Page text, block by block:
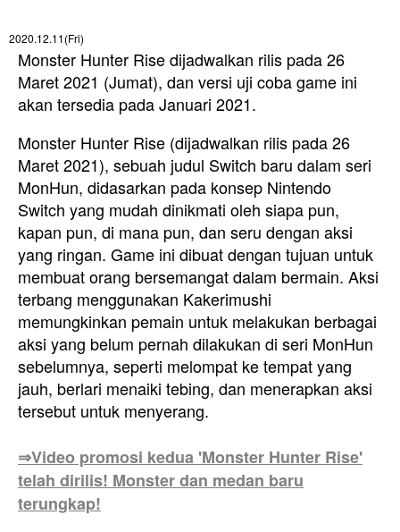
2020.12.11(Fri)
Monster Hunter Rise dijadwalkan rilis pada 26
Maret 2021 (Jumat), dan versi uji coba game ini
akan tersedia pada Januari 2021.
Monster Hunter Rise (dijadwalkan rilis pada 26
Maret 2021), sebuah judul Switch baru dalam seri
MonHun, didasarkan pada konsep Nintendo
Switch yang mudah dinikmati oleh siapa pun,
kapan pun, di mana pun, dan seru dengan aksi
yang ringan. Game ini dibuat dengan tujuan untuk
membuat orang bersemangat dalam bermain. Aksi
terbang menggunakan Kakerimushi
memungkinkan pemain untuk melakukan berbagai
aksi yang belum pernah dilakukan di seri MonHun
sebelumnya, seperti melompat ke tempat yang
jauh, berlari menaiki tebing, dan menerapkan aksi
tersebut untuk menyerang.
⇒Video promosi kedua 'Monster Hunter Rise'
telah dirilis! Monster dan medan baru
terungkap!